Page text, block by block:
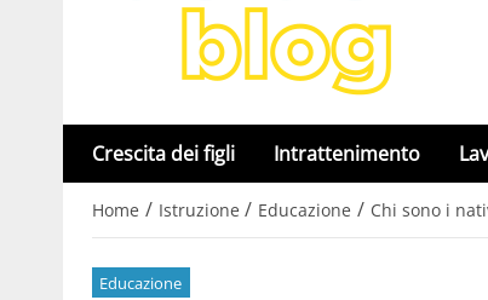
Crescita dei figli Intrattenimento
Home / Istruzione / Educazione / Chi sono i
Educazione